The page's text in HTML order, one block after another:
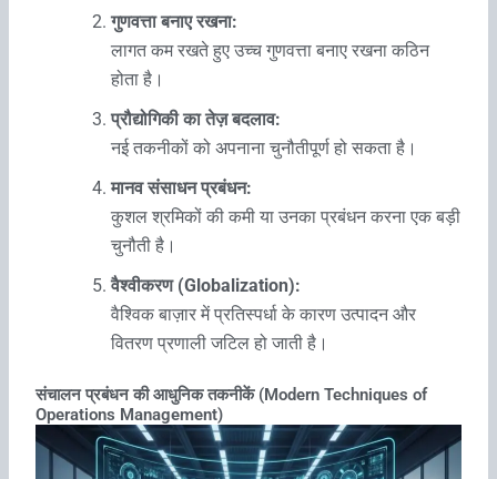
गुणवत्ता बनाए रखना:
लागत कम रखते हुए उच्च गुणवत्ता बनाए रखना कठिन
होता है।
प्रौद्योगिकी का तेज़ बदलाव:
नई तकनीकों को अपनाना चुनौतीपूर्ण हो सकता है।
मानव संसाधन प्रबंधन:
कुशल श्रमिकों की कमी या उनका प्रबंधन करना एक बड़ी
चुनौती है।
वैश्वीकरण (Globalization):
वैश्विक बाज़ार में प्रतिस्पर्धा के कारण उत्पादन और
वितरण प्रणाली जटिल हो जाती है।
संचालन प्रबंधन की आधुनिक तकनीकें (Modern Techniques of
Operations Management)